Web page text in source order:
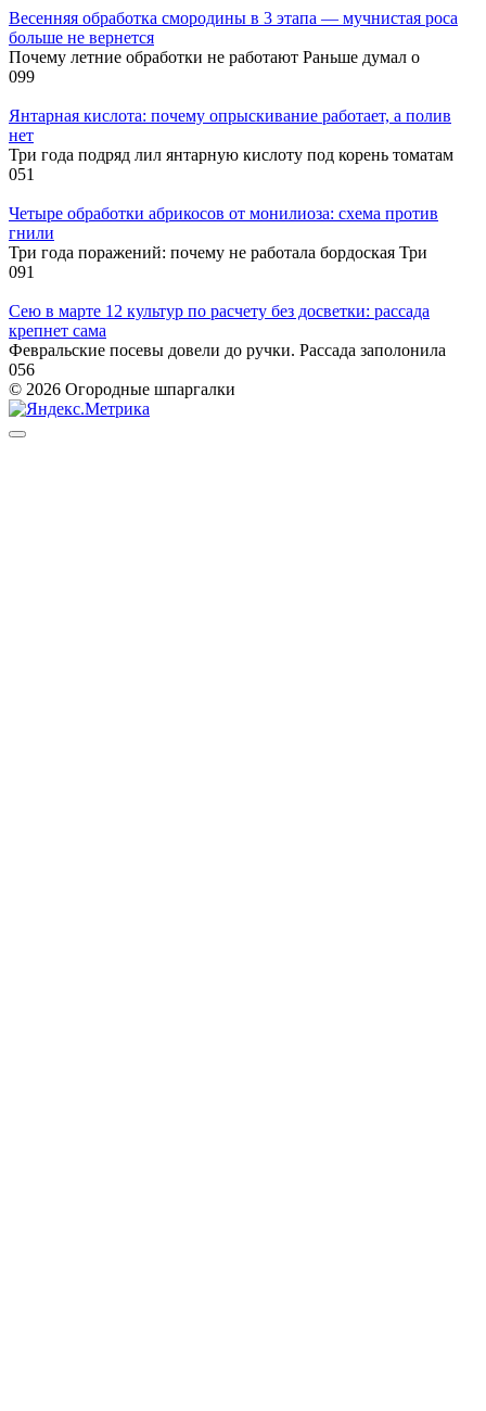
Весенняя обработка смородины в 3 этапа — мучнистая роса
больше не вернется
Почему летние обработки не работают Раньше думал о
099
Янтарная кислота: почему опрыскивание работает, а полив
нет
Три года подряд лил янтарную кислоту под корень томатам
051
Четыре обработки абрикосов от монилиоза: схема против
гнили
Три года поражений: почему не работала бордоская Три
091
Сею в марте 12 культур по расчету без досветки: рассада
крепнет сама
Февральские посевы довели до ручки. Рассада заполонила
056
© 2026 Огородные шпаргалки